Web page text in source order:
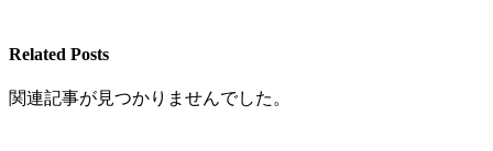
Related Posts
関連記事が見つかりませんでした。